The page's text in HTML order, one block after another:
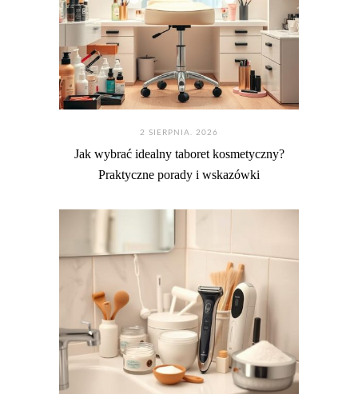
2 SIERPNIA. 2026
Jak wybrać idealny taboret kosmetyczny?
Praktyczne porady i wskazówki